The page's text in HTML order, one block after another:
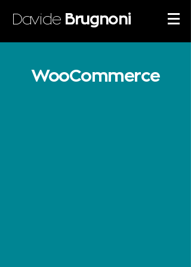
Davide Brugnoni
WooCommerce